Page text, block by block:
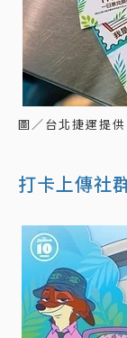
圖／台北捷運提供
打卡上傳社